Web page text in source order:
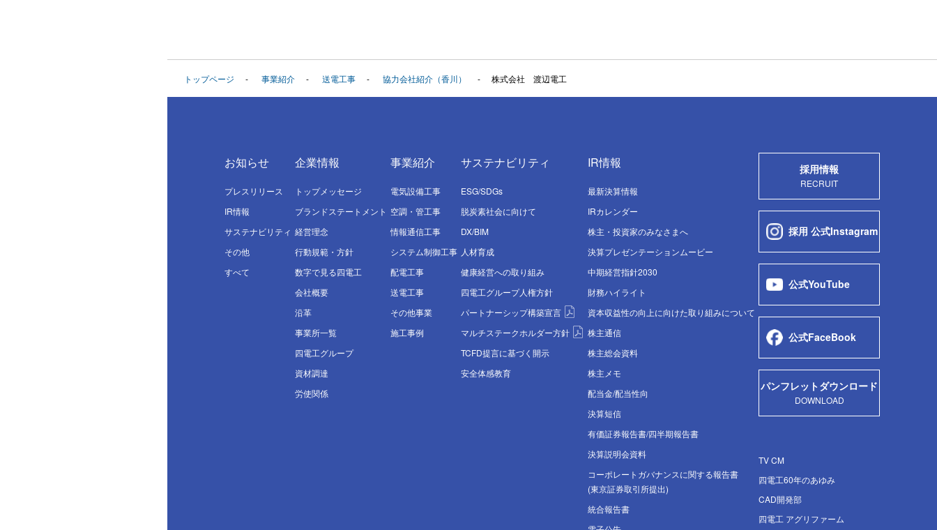
トップページ 事業紹介 送電工事 協力会社紹介（香川） 株式会社 渡辺電工
お知らせ
プレスリリース
IR情報
サステナビリティ
その他
すべて
企業情報
トップメッセージ
ブランドステートメント
経営理念
行動規範・方針
数字で⾒る四電⼯
会社概要
沿革
事業所⼀覧
四電⼯グループ
資材調達
労使関係
事業紹介
電気設備⼯事
空調・管⼯事
情報通信⼯事
システム制御⼯事
配電⼯事
送電⼯事
その他事業
施工事例
サステナビリティ
ESG/SDGs
脱炭素社会に向けて
DX/BIM
⼈材育成
健康経営への取り組み
四電工グループ人権方針
パートナーシップ構築宣言
マルチステークホルダー方針
TCFD提言に基づく開示
安全体感教育
IR情報
最新決算情報
IRカレンダー
株主・投資家のみなさまへ
決算プレゼンテーションムービー
中期経営指針2030
財務ハイライト
資本収益性の向上に向けた取り組みについて
株主通信
株主総会資料
株主メモ
配当金/配当性向
決算短信
有価証券報告書/四半期報告書
決算説明会資料
コーポレートガバナンスに関する報告書
(東京証券取引所提出)
統合報告書
採用情報
RECRUIT
採用 公式Instagram
公式YouTube
公式FaceBook
パンフレットダウンロード
DOWNLOAD
TV CM
四電工60年のあゆみ
CAD開発部
四電工 アグリファーム